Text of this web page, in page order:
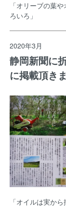
「オリーブの葉
ろいろ」
2020年3月
静岡新聞に
に掲載頂き
「オイルは実か